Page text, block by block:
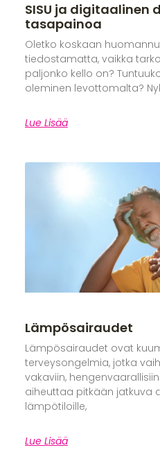
SISU ja digitaalinen
tasapainoa
Oletko koskaan
tiedostamatta, vaikka
paljonko kello on?
oleminen levottomalta?
Lue Lisää
Lämpösairaudet
Lämpösairaudet ovat
terveysongelmia, jotka
vakaviin,
aiheuttaa pitkään jatkuva
lämpötiloille,
Lue Lisää